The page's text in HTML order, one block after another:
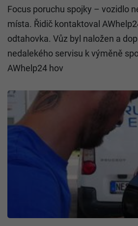
Focus poruchu spojky – vozidlo
místa. Řidič kontaktoval
odtahovka. Vůz byl naložen a
nedalekého servisu k výměně
AWhelp24 hov